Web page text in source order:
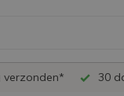
verzonden* 30